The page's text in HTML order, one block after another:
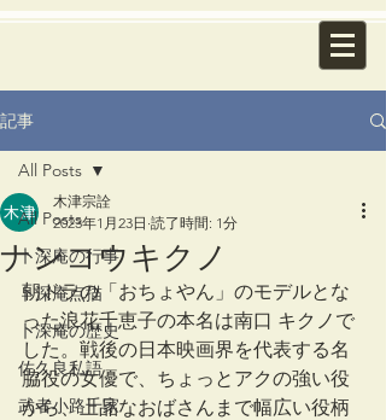
記事
All Posts
卜深庵の行事
卜深庵点描
卜深庵の歴史
佐久良私語
武者小路千家
All Posts
ナンコウキクノ
木津宗詮
2023年1月23日 読了時間: 1分
朝ドラの「おちょやん」のモデルとな
った浪花千恵子の本名は南口 キクノで
した。戦後の日本映画界を代表する名
脇役の女優で、ちょっとアクの強い役
から、上品なおばさんまで幅広い役柄